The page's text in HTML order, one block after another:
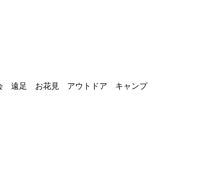
遠足 お花見 アウトドア キャンプ